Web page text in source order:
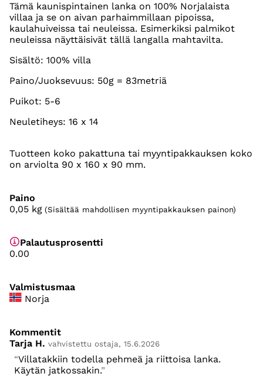
Tämä kaunispintainen lanka on 100% Norjalaista
villaa ja se on aivan parhaimmillaan pipoissa,
kaulahuiveissa tai neuleissa. Esimerkiksi palmikot
neuleissa näyttäisivät tällä langalla mahtavilta.
Sisältö: 100% villa
Paino/Juoksevuus: 50g = 83metriä
Puikot: 5-6
Neuletiheys: 16 x 14
Tuotteen koko pakattuna tai myyntipakkauksen koko
on arviolta 90 x 160 x 90 mm.
Paino
0,05 kg (Sisältää mahdollisen myyntipakkauksen painon)
Palautusprosentti
0.00
Valmistusmaa
Norja
Kommentit
Tarja H. vahvistettu ostaja, 15.6.2026
Villatakkiin todella pehmeä ja riittoisa lanka.
Käytän jatkossakin.